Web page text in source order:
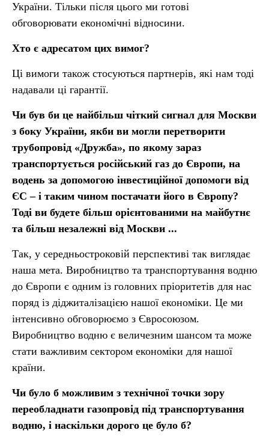
України. Тільки після цього ми готові
обговорювати економічні відносини.
Хто є адресатом цих вимог?
Ці вимоги також стосуються партнерів, які нам тоді
надавали ці гарантії.
Чи був би це найбільш чіткий сигнал для Москви
з боку України, якби ви могли перетворити
трубопровід «Дружба», по якому зараз
транспортується російський газ до Європи, на
водень за допомогою інвестиційної допомоги від
ЄС – і таким чином постачати його в Європу?
Тоді ви будете більш орієнтованими на майбутнє
та більш незалежні від Москви ...
Так, у середньостроковій перспективі так виглядає
наша мета. Виробництво та транспортування водню
до Європи є одним із головних пріоритетів для нас
поряд із діджиталізацією нашої економіки. Це ми
інтенсивно обговорюємо з Євросоюзом.
Виробництво водню є величезним шансом та може
стати важливим сектором економіки для нашої
країни.
Чи було б можливим з технічної точки зору
переобладнати газопровід під транспортування
водню, і наскільки дорого це було б?